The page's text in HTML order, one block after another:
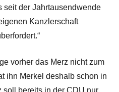
seit der Jahrtausendwende
Kanzlerschaft
vorher das Merz nicht zum
ihn Merkel deshalb schon in
soll bereits in der CDU nur